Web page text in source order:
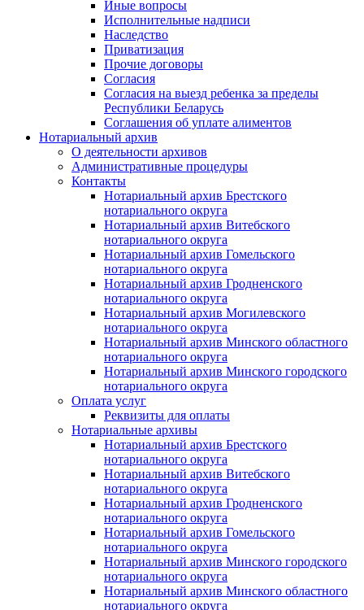
Иные вопросы
Исполнительные надписи
Наследство
Приватизация
Прочие договоры
Согласия
Согласия на выезд ребенка за пределы
Республики Беларусь
Соглашения об уплате алиментов
Нотариальный архив
О деятельности архивов
Административные процедуры
Контакты
Нотариальный архив Брестского
нотариального округа
Нотариальный архив Витебского
нотариального округа
Нотариальный архив Гомельского
нотариального округа
Нотариальный архив Гродненского
нотариального округа
Нотариальный архив Могилевского
нотариального округа
Нотариальный архив Минского областного
нотариального округа
Нотариальный архив Минского городского
нотариального округа
Оплата услуг
Реквизиты для оплаты
Нотариальные архивы
Нотариальный архив Брестского
нотариального округа
Нотариальный архив Витебского
нотариального округа
Нотариальный архив Гродненского
нотариального округа
Нотариальный архив Гомельского
нотариального округа
Нотариальный архив Минского городского
нотариального округа
Нотариальный архив Минского областного
нотариального округа